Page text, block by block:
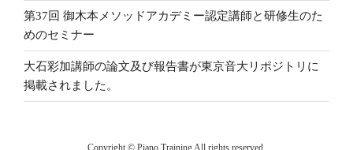
第37回 御木本メソッドアカデミー認定講師と研修生のた
めのセミナー
大石彩加講師の論文及び報告書が東京音大リポジトリに
掲載されました。
Copyright © Piano Training All rights reserved.